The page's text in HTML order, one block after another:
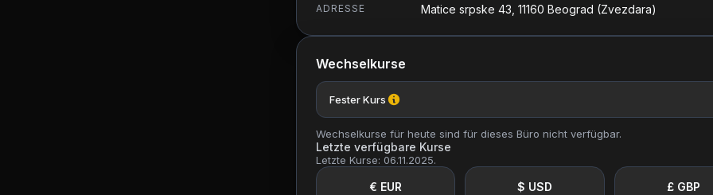
ADRESSE Matice srpske 43, 11160 Beograd (Zvezdara)
Wechselkurse
Fester Kurs
Wechselkurse für heute sind für dieses Büro nicht verfügbar.
Letzte verfügbare Kurse
Letzte Kurse: 06.11.2025.
€ EUR $ USD £ GBP